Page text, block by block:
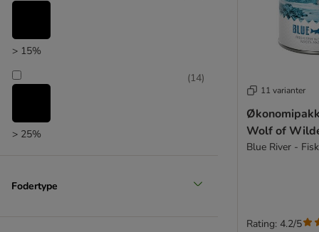
Wiejska Zagroda
4vets
Økonomipakker
> 15%
> 25%
(14)
Fodertype
11 varianter
Wolf of
Blue River - Fisk
Rating: 4.2/5